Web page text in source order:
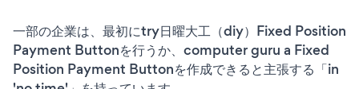
一部の企業は、最初にtry日曜大工（diy）Fixed Position
Payment Buttonを行うか、computer guru a Fixed
Position Payment Buttonを作成できると主張する「in